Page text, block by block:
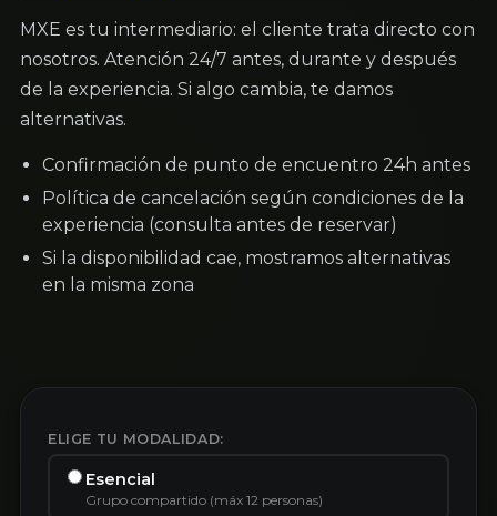
MXE es tu intermediario: el cliente trata directo con
nosotros. Atención 24/7 antes, durante y después
de la experiencia. Si algo cambia, te damos
alternativas.
Confirmación de punto de encuentro 24h antes
Política de cancelación según condiciones de la
experiencia (consulta antes de reservar)
Si la disponibilidad cae, mostramos alternativas
en la misma zona
ELIGE TU MODALIDAD:
Esencial
Grupo compartido (máx 12 personas)